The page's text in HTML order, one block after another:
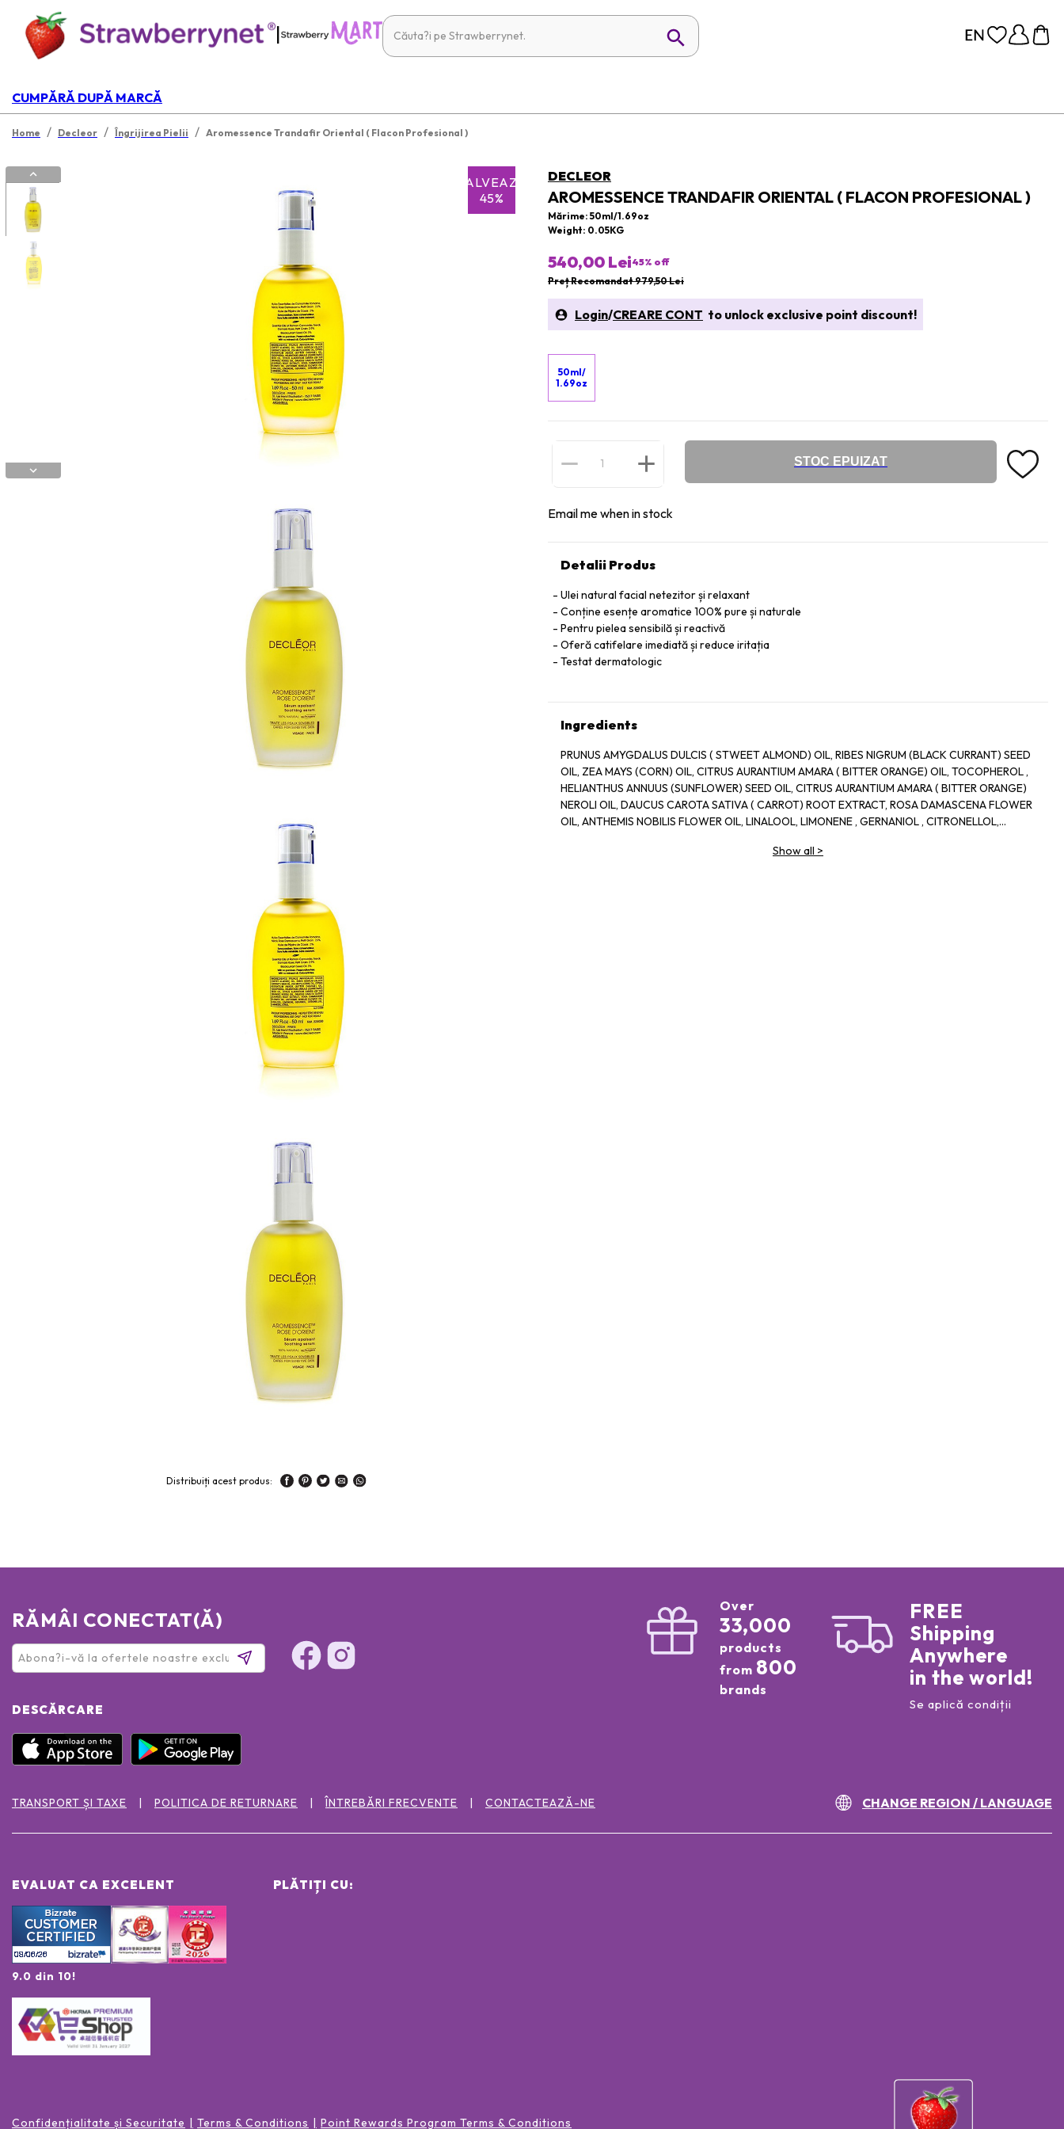
|
CUMPĂRĂ DUPĂ MARCĂ
Home / Decleor / Îngrijirea Pielii / Aromessence Trandafir Oriental ( Flacon Profesional )
SALVEAZĂ
45%
Distribuiți acest produs:
DECLEOR
AROMESSENCE TRANDAFIR ORIENTAL ( FLACON PROFESIONAL )
Mărime: 50ml/1.69oz
Weight: 0.05KG
540,00 Lei45% off
Preț Recomandat 979,50 Lei
Login/CREARE CONT to unlock exclusive point discount!
50ml/
1.69oz
STOC EPUIZAT
Email me when in stock
Detalii Produs
Ulei natural facial netezitor și relaxant
Conține esențe aromatice 100% pure și naturale
Pentru pielea sensibilă și reactivă
Oferă catifelare imediată și reduce iritația
Testat dermatologic
Ingredients
PRUNUS AMYGDALUS DULCIS ( STWEET ALMOND) OIL, RIBES NIGRUM (BLACK CURRANT) SEED
OIL, ZEA MAYS (CORN) OIL, CITRUS AURANTIUM AMARA ( BITTER ORANGE) OIL, TOCOPHEROL ,
HELIANTHUS ANNUUS (SUNFLOWER) SEED OIL, CITRUS AURANTIUM AMARA ( BITTER ORANGE)
NEROLI OIL, DAUCUS CAROTA SATIVA ( CARROT) ROOT EXTRACT, ROSA DAMASCENA FLOWER
OIL, ANTHEMIS NOBILIS FLOWER OIL, LINALOOL, LIMONENE , GERNANIOL , CITRONELLOL,
Show all >
RĂMÂI CONECTAT(Ă)
DESCĂRCARE
Over
33,000
products
from 800
brands
FREE
Shipping
Anywhere
in the world!
Se aplică condiții
TRANSPORT ȘI TAXE POLITICA DE RETURNARE ÎNTREBĂRI FRECVENTE CONTACTEAZĂ-NE CHANGE REGION / LANGUAGE
EVALUAT CA EXCELENT
9.0 din 10!
PLĂTIȚI CU:
Confidențialitate și Securitate Terms & Conditions Point Rewards Program Terms & Conditions